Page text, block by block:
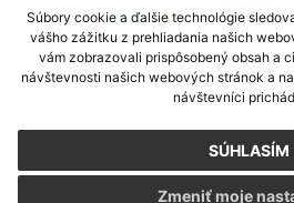
Súbory cookie a ďalšie technológie
vášho zážitku z prehliadania našich
vám zobrazovali prispôsobený obsah a
návštevnosti našich webových stránok a
návštevníci
SÚHLASÍM
Zmeniť moje
využite možnosť získavania aktuálnych
CMS systém (redakčný) systém ECHELON 2
webhosting,webex.digital,domény,registrácia
technický prevádzkovateľ-
Posledná aktualizácia: